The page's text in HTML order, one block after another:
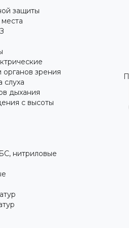
защиты
зрения
слуха
дыхания
с высоты
нитриловые